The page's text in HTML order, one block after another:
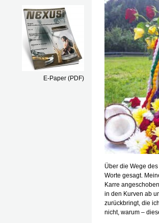
E-Paper (PDF)
Über die Wege
Worte gesagt.
Karre
in den Kurven ab
zurückbringt, die
nicht, warum –